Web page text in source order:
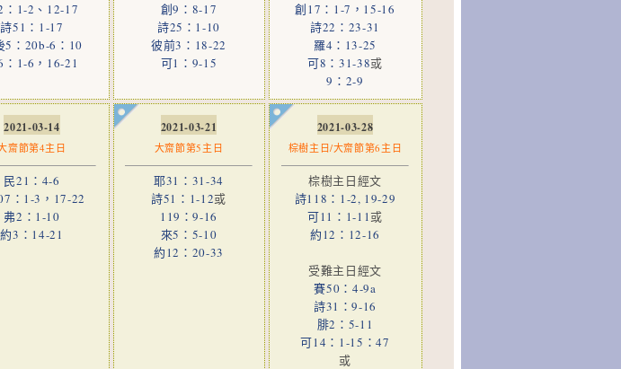
：1-2、12-17
詩51：1-17
5：20b-6：10
：1-6，16-21
創9：8-17
詩25：1-10
彼前3：18-22
可1：9-15
創17：1-7，15-16
詩22：23-31
羅4：13-25
可8：31-38或
9：2-9
2021-03-14
齋節第4主日
民21：4-6
：1-3，17-22
弗2：1-10
約3：14-21
2021-03-21
大齋節第5主日
耶31：31-34
詩51：1-12或
119：9-16
來5：5-10
約12：20-33
2021-03-28
棕樹主日/大齋節第6主日
棕樹主日經文
詩118：1-2, 19-29
可11：1-11或
約12：12-16
受難主日經文
賽50：4-9a
詩31：9-16
腓2：5-11
可14：1-15：47
或